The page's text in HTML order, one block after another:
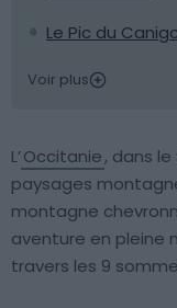
Le Pic du
Voir plus
L’Occitanie, dans
paysages
montagne
aventure en pleine
travers les 9